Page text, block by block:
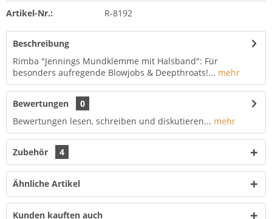
Artikel-Nr.: R-8192
Beschreibung
Rimba "Jennings Mundklemme mit Halsband": Für
besonders aufregende Blowjobs & Deepthroats!... mehr
Bewertungen
0
Bewertungen lesen, schreiben und diskutieren... mehr
Zubehör 4
Ähnliche Artikel
Kunden kauften auch